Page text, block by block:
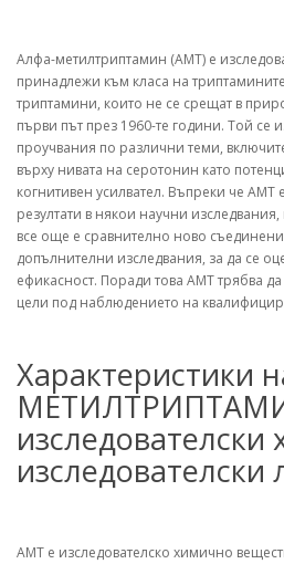
Алфа-метилтриптамин (AMT) е
принадлежи към класа на
триптамини, които не се срещат в
първи път през 1960-те години. Той се
проучвания по различни теми,
върху нивата на серотонин като
когнитивен усилвател. Въпреки че
резултати в някои научни
все още е сравнително ново
допълнителни изследвания, за да се
ефикасност. Поради това AMT трябва
цели под наблюдението на
Характеристики
изследователски
изследователски
AMT е изследователско химично